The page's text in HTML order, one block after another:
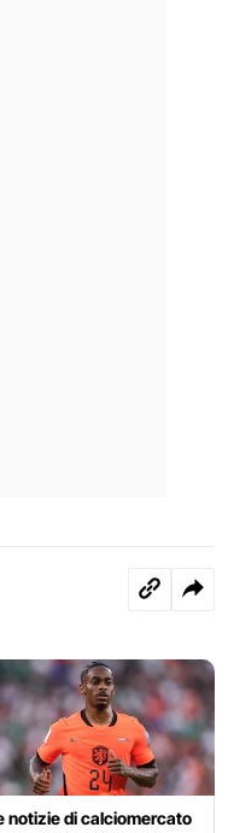
notizie di calciomercato